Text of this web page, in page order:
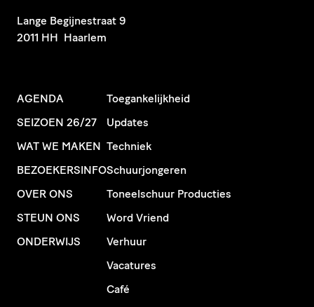
​Lange Begijnestraat 9
2011 HH Haarlem
AGENDA
SEIZOEN 26/27
WAT WE MAKEN
BEZOEKERSINFO
OVER ONS
STEUN ONS
ONDERWIJS
Toegankelijkheid
Updates
Techniek
Schuurjongeren
Toneelschuur Producties
Word Vriend
Verhuur
Vacatures
Café